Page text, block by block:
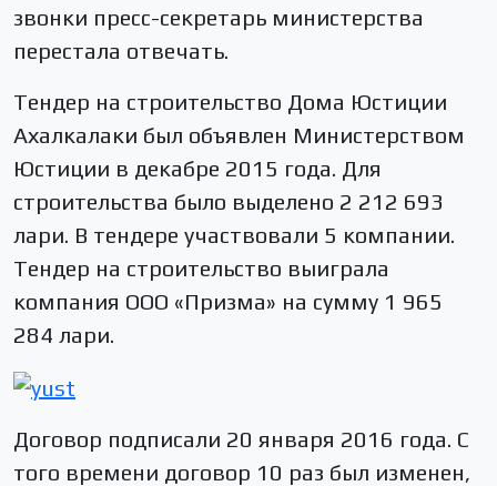
звонки пресс-секретарь министерства
перестала отвечать.
Тендер на строительство Дома Юстиции
Ахалкалаки был объявлен Министерством
Юстиции в декабре 2015 года. Для
строительства было выделено 2 212 693
лари. В тендере участвовали 5 компании.
Тендер на строительство выиграла
компания ООО «Призма» на сумму 1 965
284 лари.
Договор подписали 20 января 2016 года. С
того времени договор 10 раз был изменен,